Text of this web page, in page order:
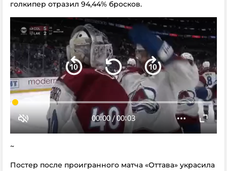
голкипер отразил 94,44% бросков.
~
Постер после проигранного матча «Оттава» украсила